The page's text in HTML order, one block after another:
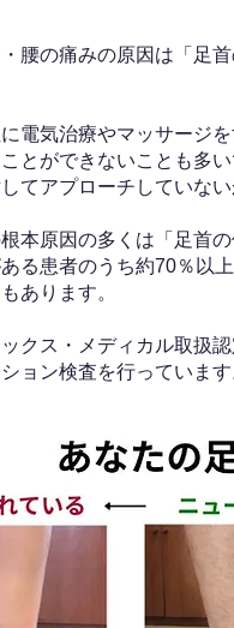
腰の痛みの原因は「足
電気治療やマッサージ
とができないことも多
てアプローチしていない
本原因の多くは「足首
る患者のうち約70％以
あります。
クス・メディカル取扱
ョン検査を行っています